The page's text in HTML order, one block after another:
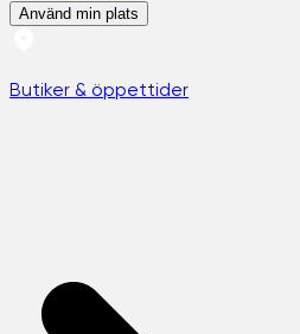
Använd min plats
Butiker & öppettider